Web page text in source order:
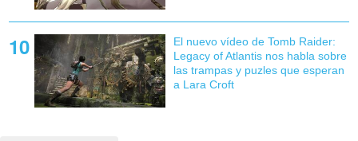
El nuevo vídeo de Tomb Raider:
Legacy of Atlantis nos habla sobre
las trampas y puzles que esperan
a Lara Croft